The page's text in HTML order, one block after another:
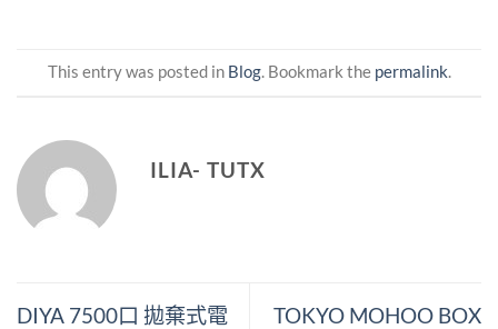
This entry was posted in Blog. Bookmark the permalink.
ILIA- TUTX
DIYA 7500口 拋棄式電
TOKYO MOHOO BOX